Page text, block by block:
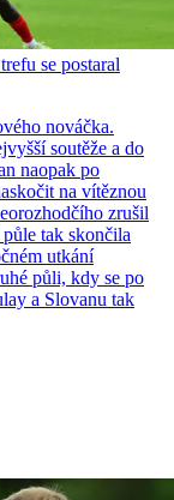
se postaral
nováčka.
soutěže a do
naopak po
na vítěznou
zrušil
tak skončila
utkání
půli, kdy se po
a Slovanu tak